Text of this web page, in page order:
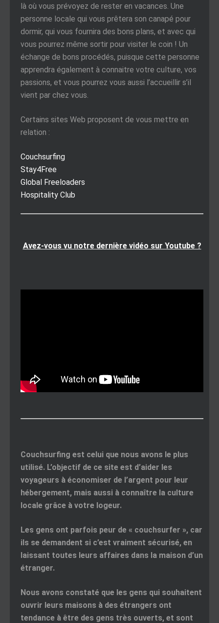
là où vous prévoyez de rester en vacances. Une
personne locale qui vous prêtera son canapé pour
dormir, qui vous fournira des bons plans, et avec qui
vous pourrez même sortir pour visiter le coin ! Un
échange de bons procédés, puisque cette personne
apprendra également à connaitre votre culture, vos
passions, et vous pourrez vous aussi l’accueillir s’il
vient par chez vous.
Certains sites Web proposent de vous mettre en
relation :
Couchsurfing
Stay4Free
Global Freeloaders
Hospitality Club
Avez-vous vu notre dernière vidéo sur Youtube ?
Couchsurfing est celui que nous avons le plus
utilisé. L’objectif de ce site est d’aider les
voyageurs à économiser de l’argent pour leur
hébergement, mais aussi à connaître la culture
locale grâce à votre logeur.
Les gens ont parfois peur de « couchsurfer », car
ils se demandent si c’est vraiment sécurisé, en
laissant toutes leurs affaires dans la maison d’un
étranger.
Nous avons constaté que les gens qui souhaitent
ouvrir leurs maisons à des étrangers ont
tendance à être des gens très ouverts, et sont